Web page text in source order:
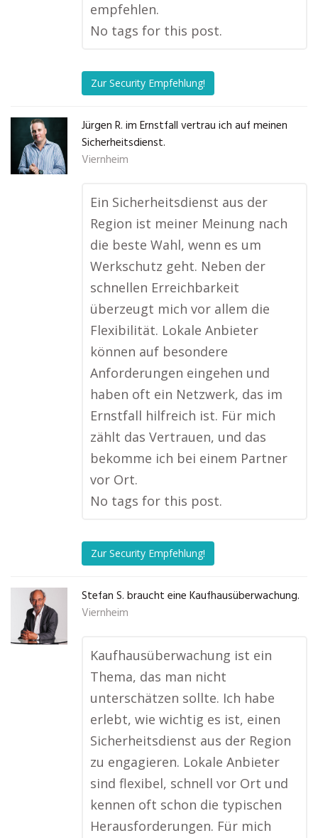
empfehlen.
No tags for this post.
Zur Security Empfehlung!
Jürgen R. im Ernstfall vertrau ich auf meinen
Sicherheitsdienst.
Viernheim
Ein Sicherheitsdienst aus der
Region ist meiner Meinung nach
die beste Wahl, wenn es um
Werkschutz geht. Neben der
schnellen Erreichbarkeit
überzeugt mich vor allem die
Flexibilität. Lokale Anbieter
können auf besondere
Anforderungen eingehen und
haben oft ein Netzwerk, das im
Ernstfall hilfreich ist. Für mich
zählt das Vertrauen, und das
bekomme ich bei einem Partner
vor Ort.
No tags for this post.
Zur Security Empfehlung!
Stefan S. braucht eine Kaufhausüberwachung.
Viernheim
Kaufhausüberwachung ist ein
Thema, das man nicht
unterschätzen sollte. Ich habe
erlebt, wie wichtig es ist, einen
Sicherheitsdienst aus der Region
zu engagieren. Lokale Anbieter
sind flexibel, schnell vor Ort und
kennen oft schon die typischen
Herausforderungen. Für mich